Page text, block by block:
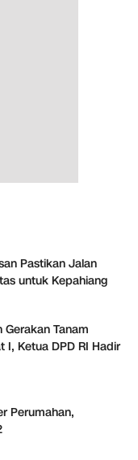
Pastikan Jalan
untuk Kepahiang
Gerakan Tanam
I, Ketua DPD RI Hadir
Perumahan,